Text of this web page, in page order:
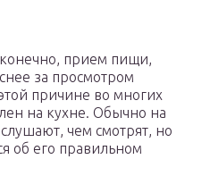
прием пищи,
за просмотром
причине во многих
на кухне. Обычно на
чем смотрят, но
об его правильном